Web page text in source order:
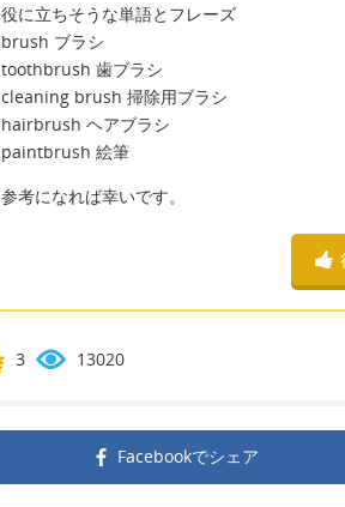
役に立ちそうな単語とフレーズ
brush ブラシ
toothbrush 歯ブラシ
cleaning brush 掃除用ブラシ
hairbrush ヘアブラシ
paintbrush 絵筆
参考になれば幸いです。
3 13020
Facebookでシェア